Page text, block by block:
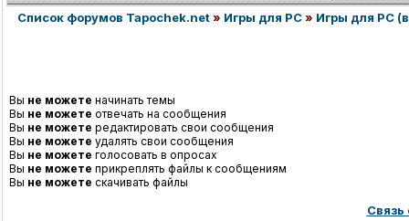
Список форумов Tapochek.net» Игры для PC» Игры для PC
Вы не можете начинать темы
Вы не можете отвечать на сообщения
Вы не можете редактировать свои сообщения
Вы не можете удалять свои сообщения
Вы не можете голосовать в опросах
Вы не можете прикреплять файлы к сообщениям
Вы не можете скачивать файлы